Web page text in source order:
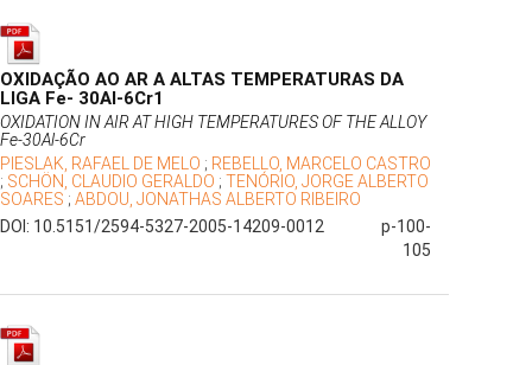
OXIDAÇÃO AO AR A ALTAS TEMPERATURAS DA
LIGA Fe- 30Al-6Cr1
OXIDATION IN AIR AT HIGH TEMPERATURES OF THE ALLOY
Fe-30Al-6Cr
PIESLAK, RAFAEL DE MELO ; REBELLO, MARCELO CASTRO
; SCHÖN, CLAUDIO GERALDO ; TENÓRIO, JORGE ALBERTO
SOARES ; ABDOU, JONATHAS ALBERTO RIBEIRO
DOI: 10.5151/2594-5327-2005-14209-0012
p-100-
105